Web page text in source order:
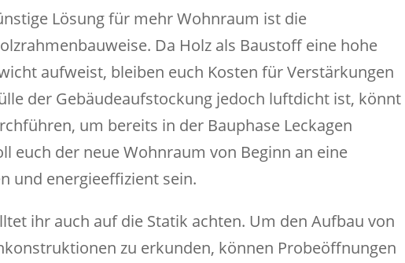
Lösung für mehr Wohnraum ist die
Da Holz als Baustoff eine hohe
aufweist, bleiben euch Kosten für Verstärkungen
der Gebäudeaufstockung jedoch luftdicht ist,
um bereits in der Bauphase Leckagen
euch der neue Wohnraum von Beginn an eine
und energieeffizient sein.
ihr auch auf die Statik achten. Um den Aufbau von
zu erkunden, können Probeöffnungen